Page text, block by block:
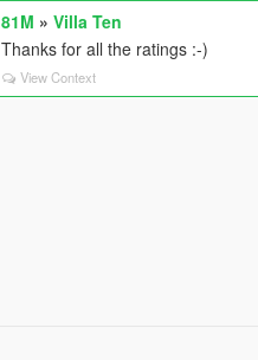
81M »Villa Ten
Thanks for all the ratings :-)
View Context